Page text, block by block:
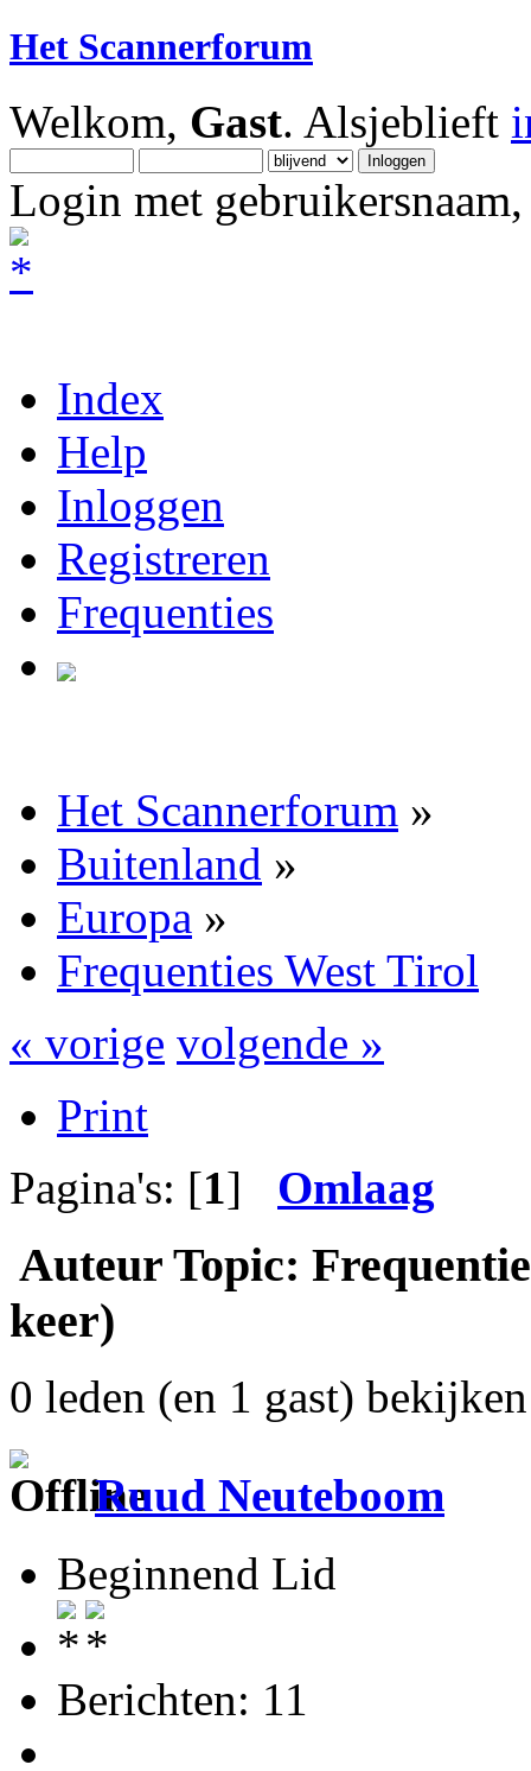
Het Scannerforum
Welkom, Gast. Alsjeblieft
Login met
Index
Help
Inloggen
Registreren
Frequenties
Het Scannerforum »
Buitenland »
Europa »
Frequenties West Tirol
« vorige volgende »
Print
Pagina's: [1] Omlaag
Auteur Topic:
keer)
0 leden (en 1 gast)
Ruud Neuteboom
Beginnend Lid
Berichten: 11